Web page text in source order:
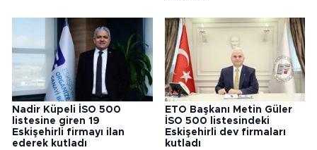
Nadir Küpeli İSO 500
listesine giren 19
Eskişehirli firmayı ilan
ederek kutladı
ETO Başkanı Metin Güler
İSO 500 listesindeki
Eskişehirli dev firmaları
kutladı